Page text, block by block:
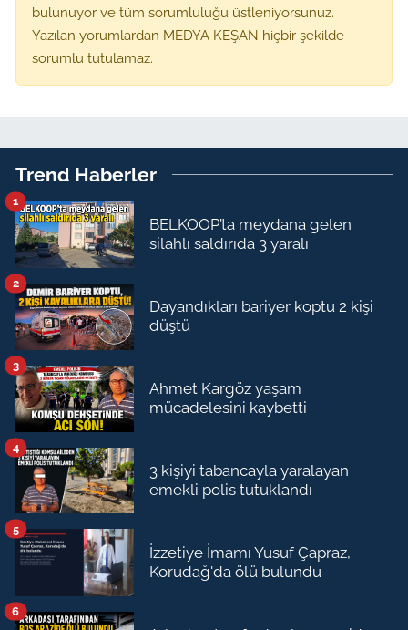
bulunuyor ve tüm sorumluluğu üstleniyorsunuz.
Yazılan yorumlardan MEDYA KEŞAN hiçbir şekilde
sorumlu tutulamaz.
Trend Haberler
BELKOOP’ta meydana gelen
silahlı saldırıda 3 yaralı
1
Dayandıkları bariyer koptu 2 kişi
düştü
2
Ahmet Kargöz yaşam
mücadelesini kaybetti
3
3 kişiyi tabancayla yaralayan
emekli polis tutuklandı
4
İzzetiye İmamı Yusuf Çapraz,
Korudağ'da ölü bulundu
5
6